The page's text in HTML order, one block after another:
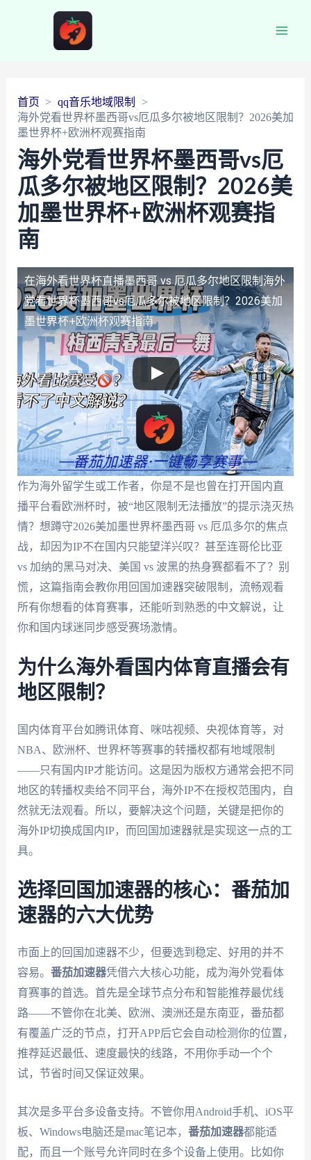
首页
qq音乐地域限制
海外党看世界杯墨西哥vs厄瓜多尔被地区限制？2026美加
墨世界杯+欧洲杯观赛指南
海外党看世界杯墨西哥vs厄
瓜多尔被地区限制？2026美
加墨世界杯+欧洲杯观赛指
南
在海外看世界杯直播墨西哥 vs 厄瓜多尔地区限制 海外
党看世界杯墨西哥vs厄瓜多尔被地区限制？2026美加
墨世界杯+欧洲杯观赛指南
作为海外留学生或工作者，你是不是也曾在打开国内直
播平台看欧洲杯时，被“地区限制无法播放”的提示浇灭热
情？想蹲守2026美加墨世界杯墨西哥 vs 厄瓜多尔的焦点
战，却因为IP不在国内只能望洋兴叹？甚至连哥伦比亚
vs 加纳的黑马对决、美国 vs 波黑的热身赛都看不了？别
慌，这篇指南会教你用回国加速器突破限制，流畅观看
所有你想看的体育赛事，还能听到熟悉的中文解说，让
你和国内球迷同步感受赛场激情。
为什么海外看国内体育直播会有
地区限制？
国内体育平台如腾讯体育、咪咕视频、央视体育等，对
NBA、欧洲杯、世界杯等赛事的转播权都有地域限制
——只有国内IP才能访问。这是因为版权方通常会把不同
地区的转播权卖给不同平台，海外IP不在授权范围内，自
然就无法观看。所以，要解决这个问题，关键是把你的
海外IP切换成国内IP，而回国加速器就是实现这一点的工
具。
选择回国加速器的核心：番茄加
速器的六大优势
市面上的回国加速器不少，但要选到稳定、好用的并不
容易。 番茄加速器凭借六大核心功能，成为海外党看体
育赛事的首选。首先是全球节点分布和智能推荐最优线
路——不管你在北美、欧洲、澳洲还是东南亚，番茄都
有覆盖广泛的节点，打开APP后它会自动检测你的位置，
推荐延迟最低、速度最快的线路，不用你手动一个个
试，节省时间又保证效果。
其次是多平台多设备支持。不管你用Android手机、iOS平
板、Windows电脑还是mac笔记本， 番茄加速器都能适
配，而且一个账号允许同时在多个设备上使用。比如你